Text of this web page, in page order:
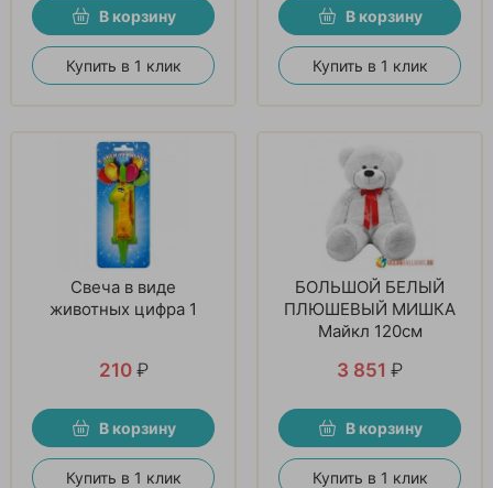
В корзину
Купить в 1 клик
В корзину
Купить в 1 клик
Свеча в виде
животных цифра 1
210 ₽
В корзину
Купить в 1 клик
БОЛЬШОЙ БЕЛЫЙ
ПЛЮШЕВЫЙ МИШКА
Майкл 120см
3 851 ₽
В корзину
Купить в 1 клик